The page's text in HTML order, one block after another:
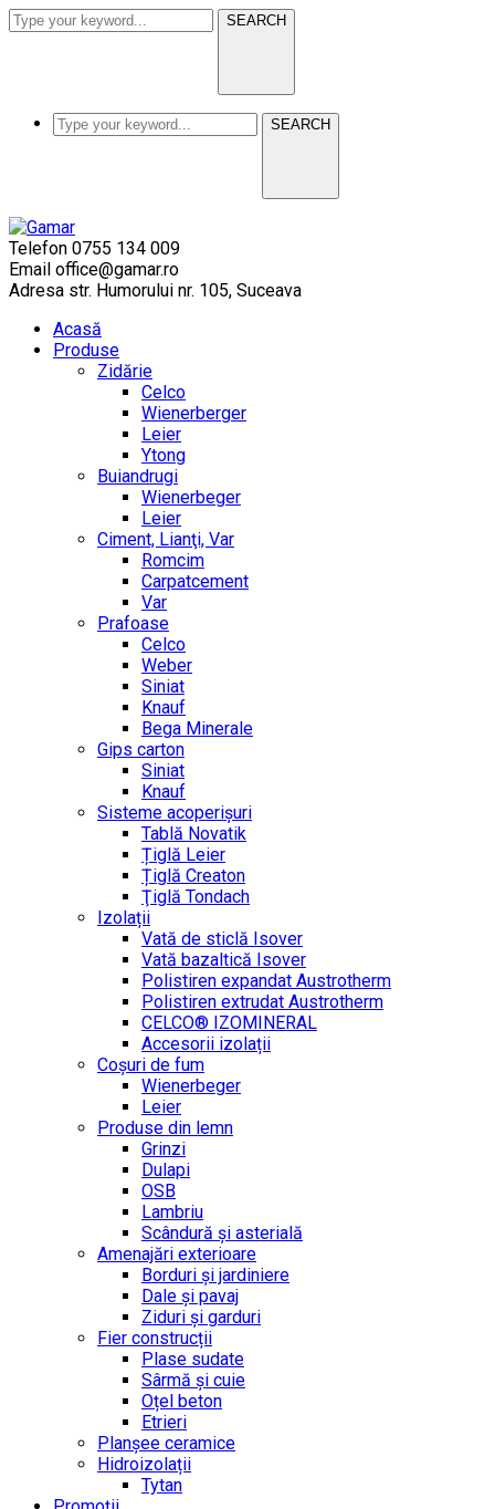
SEARCH
SEARCH
Telefon 0755 134 009
Email office@gamar.ro
Adresa str. Humorului nr. 105, Suceava
Acasă
Produse
Zidărie
Celco
Wienerberger
Leier
Ytong
Buiandrugi
Wienerbeger
Leier
Ciment, Lianţi, Var
Romcim
Carpatcement
Var
Prafoase
Celco
Weber
Siniat
Knauf
Bega Minerale
Gips carton
Siniat
Knauf
Sisteme acoperișuri
Tablă Novatik
Țiglă Leier
Țiglă Creaton
Ţiglă Tondach
Izolații
Vată de sticlă Isover
Vată bazaltică Isover
Polistiren expandat Austrotherm
Polistiren extrudat Austrotherm
CELCO® IZOMINERAL
Accesorii izolații
Coșuri de fum
Wienerbeger
Leier
Produse din lemn
Grinzi
Dulapi
OSB
Lambriu
Scândură și asterială
Amenajări exterioare
Borduri și jardiniere
Dale și pavaj
Ziduri și garduri
Fier construcții
Plase sudate
Sârmă şi cuie
Oțel beton
Etrieri
Planșee ceramice
Hidroizolații
Tytan